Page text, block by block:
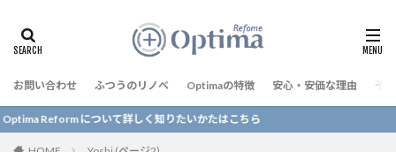
お問い合わせ ふつうのリノベ Optimaの特徴 安心・安価な理由 予
について詳しく知りたいかたはこちら